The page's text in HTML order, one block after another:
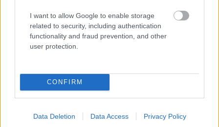
I want to allow Google to enable storage
related to security, including authentication
functionality and fraud prevention, and other
user protection.
CONFIRM
Data Deletion Data Access Privacy Policy
Hogyan lett az erős kölcsönhatások leírásából TOE ("mindenség
elmélete") jelölt? Milyen fizikai problémák motiválták története
során és ma? Van-e eredménye a húrok pengetésének? Az…..
Szkeptikus blog Einstein-levél az asztrológiáról 2011.11.03